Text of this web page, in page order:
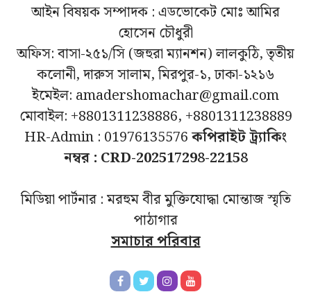
আইন বিষয়ক সম্পাদক : এডভোকেট মোঃ আমির
হোসেন চৌধুরী
অফিস: বাসা-২৫১/সি (জহুরা ম্যানশন) লালকুঠি, তৃতীয়
কলোনী, দারুস সালাম, মিরপুর-১, ঢাকা-১২১৬
ইমেইল: amadershomachar@gmail.com
মোবাইল: +8801311238886, +8801311238889
HR-Admin : 01976135576কপিরাইট ট্র্যাকিং
নম্বর : CRD-202517298-22158
মিডিয়া পার্টনার : মরহুম বীর মুক্তিযোদ্ধা মোন্তাজ স্মৃতি
পাঠাগার
সমাচার পরিবার